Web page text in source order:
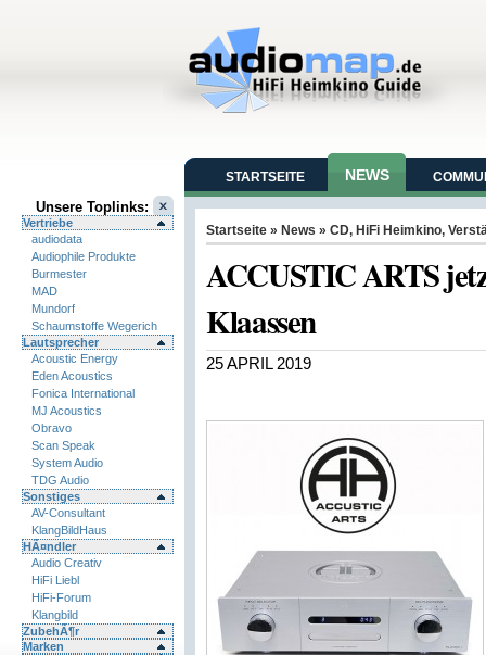
Unsere Toplinks:
Vertriebe
audiodata
Audiophile Produkte
Burmester
MAD
Mundorf
Schaumstoffe Wegerich
Lautsprecher
Acoustic Energy
Eden Acoustics
Fonica International
MJ Acoustics
Obravo
Scan Speak
System Audio
TDG Audio
Sonstiges
AV-Consultant
KlangBildHaus
HÃ¤ndler
Audio Creativ
HiFi Liebl
HiFi-Forum
Klangbild
ZubehÃ¶r
Marken
STARTSEITE NEWS
Startseite » News » CD, HiFi Heimkino,
ACCUSTIC ARTS
Klaassen
25 APRIL 2019